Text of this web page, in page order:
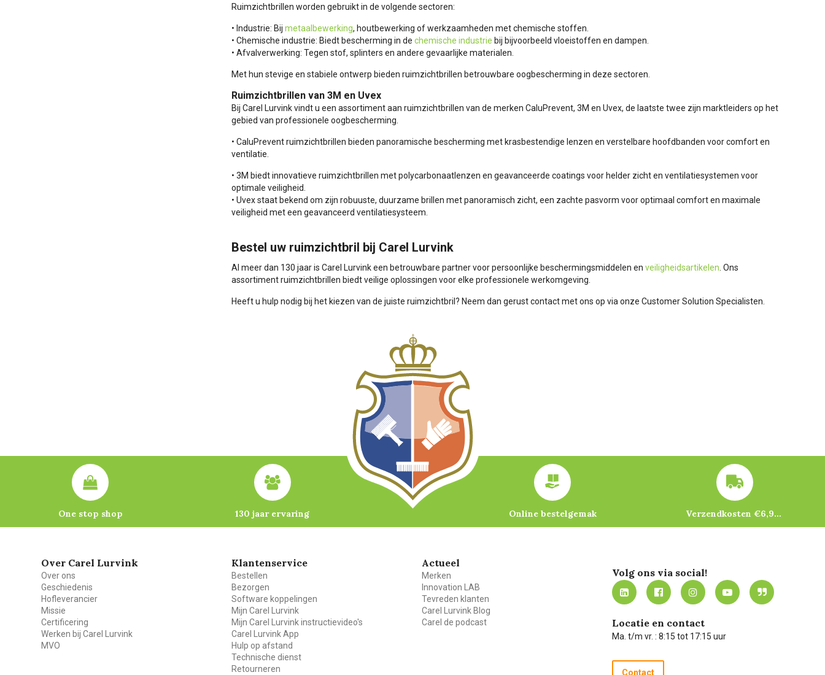
Ruimzichtbrillen worden gebruikt in de volgende sectoren:
• Industrie: Bij metaalbewerking, houtbewerking of werkzaamheden met chemische stoffen.
• Chemische industrie: Biedt bescherming in de chemische industrie bij bijvoorbeeld vloeistoffen en dampen.
• Afvalverwerking: Tegen stof, splinters en andere gevaarlijke materialen.
Met hun stevige en stabiele ontwerp bieden ruimzichtbrillen betrouwbare oogbescherming in deze sectoren.
Ruimzichtbrillen van 3M en Uvex
Bij Carel Lurvink vindt u een assortiment aan ruimzichtbrillen van de merken CaluPrevent, 3M en Uvex, de laatste twee zijn marktleiders op het
gebied van professionele oogbescherming.
• CaluPrevent ruimzichtbrillen bieden panoramische bescherming met krasbestendige lenzen en verstelbare hoofdbanden voor comfort en
ventilatie.
• 3M biedt innovatieve ruimzichtbrillen met polycarbonaatlenzen en geavanceerde coatings voor helder zicht en ventilatiesystemen voor
optimale veiligheid.
• Uvex staat bekend om zijn robuuste, duurzame brillen met panoramisch zicht, een zachte pasvorm voor optimaal comfort en maximale
veiligheid met een geavanceerd ventilatiesysteem.
Bestel uw ruimzichtbril bij Carel Lurvink
Al meer dan 130 jaar is Carel Lurvink een betrouwbare partner voor persoonlijke beschermingsmiddelen en veiligheidsartikelen . Ons
assortiment ruimzichtbrillen biedt veilige oplossingen voor elke professionele werkomgeving.
Heeft u hulp nodig bij het kiezen van de juiste ruimzichtbril? Neem dan gerust contact met ons op via onze Customer Solution Specialisten.
One stop shop 130 jaar ervaring Online bestelgemak Verzendkosten €6,95 – gratis bij je eerste bestelling vanaf €200
Over Carel Lurvink
Over ons
Geschiedenis
Hofleverancier
Missie
Certificering
Werken bij Carel Lurvink
MVO
Klantenservice
Bestellen
Bezorgen
Software koppelingen
Mijn Carel Lurvink
Mijn Carel Lurvink instructievideo's
Carel Lurvink App
Hulp op afstand
Technische dienst
Retourneren
Actueel
Merken
Innovation LAB
Tevreden klanten
Carel Lurvink Blog
Carel de podcast
Volg ons via social!
Locatie en contact
Ma. t/m vr. : 8:15 tot 17:15 uur
Contact